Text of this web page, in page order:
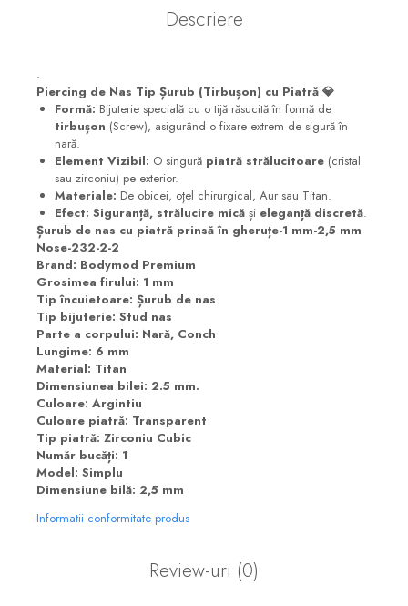
Descriere
.
Piercing de Nas Tip Șurub (Tirbușon) cu Piatră 💎
Formă: Bijuterie specială cu o tijă răsucită în formă de
tirbușon (Screw), asigurând o fixare extrem de sigură în
nară.
Element Vizibil: O singură piatră strălucitoare (cristal
sau zirconiu) pe exterior.
Materiale: De obicei, oțel chirurgical, Aur sau Titan.
Efect: Siguranță, strălucire mică și eleganță discretă.
Șurub de nas cu piatră prinsă în gheruțe-1 mm-2,5 mm
Nose-232-2-2
Brand: Bodymod Premium
Grosimea firului: 1 mm
Tip încuietoare: Șurub de nas
Tip bijuterie: Stud nas
Parte a corpului: Nară, Conch
Lungime: 6 mm
Material: Titan
Dimensiunea bilei: 2.5 mm.
Culoare: Argintiu
Culoare piatră: Transparent
Tip piatră: Zirconiu Cubic
Număr bucăți: 1
Model: Simplu
Dimensiune bilă: 2,5 mm
Informatii conformitate produs
Review-uri (0)